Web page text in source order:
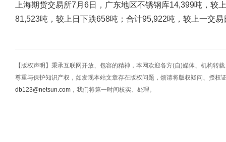
上海期货交易所7月6日，广东地区不锈钢库14,399吨，较
81,523吨，较上日下跌658吨；合计95,922吨，较上一交
【版权声明】秉承互联网开放、包容的精神，本网欢迎各方(自)媒体、机构转
尊重与保护知识产权，如发现本站文章存在版权问题，烦请将版权疑问、授权
db123@netsun.com ，我们将第一时间核实、处理。